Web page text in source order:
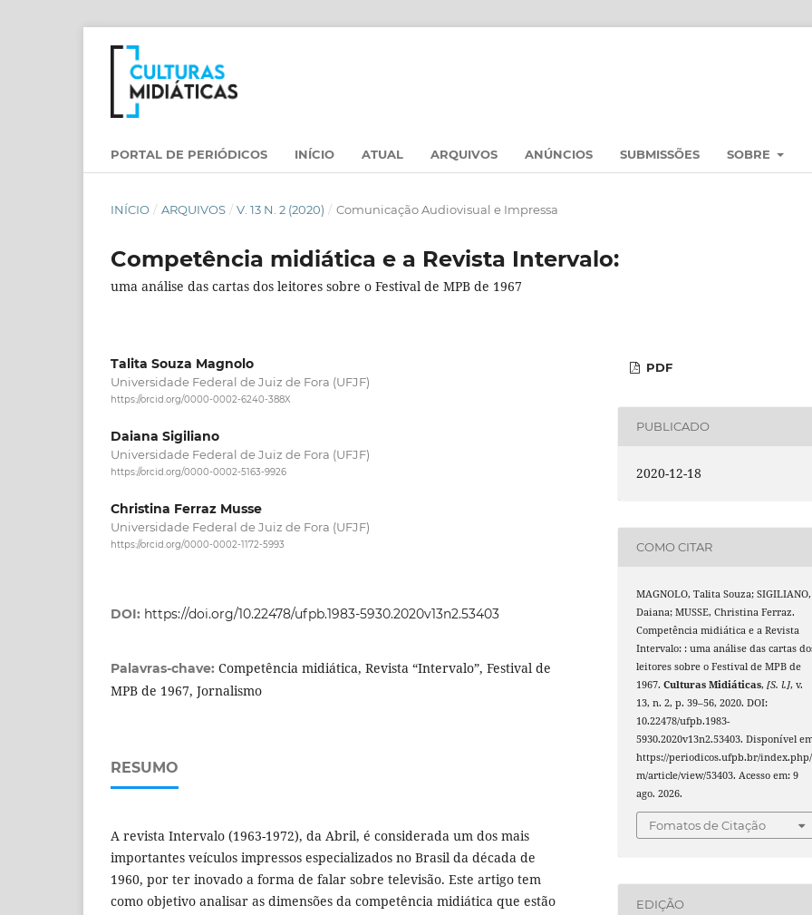
PORTAL DE PERIÓDICOS INÍCIO ATUAL ARQUIVOS ANÚNCIOS SUBMISSÕES SOBRE
INÍCIO / ARQUIVOS / V. 13 N. 2 (2020) / Comunicação Audiovisual e Impressa
Competência midiática e a Revista Intervalo:
uma análise das cartas dos leitores sobre o Festival de MPB de 1967
Talita Souza Magnolo
Universidade Federal de Juiz de Fora (UFJF)
https://orcid.org/0000-0002-6240-388X
Daiana Sigiliano
Universidade Federal de Juiz de Fora (UFJF)
https://orcid.org/0000-0002-5163-9926
Christina Ferraz Musse
Universidade Federal de Juiz de Fora (UFJF)
https://orcid.org/0000-0002-1172-5993
DOI: https://doi.org/10.22478/ufpb.1983-5930.2020v13n2.53403
Palavras-chave: Competência midiática, Revista “Intervalo”, Festival de
MPB de 1967, Jornalismo
RESUMO
A revista Intervalo (1963-1972), da Abril, é considerada um dos mais
importantes veículos impressos especializados no Brasil da década de
1960, por ter inovado a forma de falar sobre televisão. Este artigo tem
como objetivo analisar as dimensões da competência midiática que estão
PDF
PUBLICADO
2020-12-18
COMO CITAR
MAGNOLO, Talita Souza; SIGILIANO,
Daiana; MUSSE, Christina Ferraz.
Competência midiática e a Revista
Intervalo: : uma análise das cartas
leitores sobre o Festival de MPB de
1967.Culturas Midiáticas,[S. l.], v.
13, n. 2, p. 39–56, 2020. DOI:
10.22478/ufpb.1983-
5930.2020v13n2.53403. Disponível
https://periodicos.ufpb.br/
m/article/view/53403. Acesso em: 9
ago. 2026.
Fomatos de Citação
EDIÇÃO